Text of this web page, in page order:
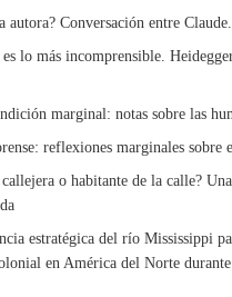
autora? Conversación entre
lo más incomprensible.
marginal: notas sobre las
reflexiones marginales sobre
o habitante de la calle?
estratégica del río Mississippi
en América del Norte